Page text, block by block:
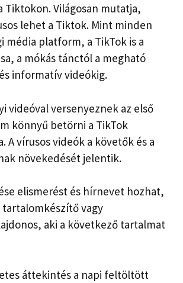
Tiktokon. Világosan mutatja,
lehet a Tiktok. Mint minden
média platform, a TikTok is a
a mókás tánctól a megható
informatív videókig.
videóval versenyeznek az első
könnyű betörni a TikTok
A vírusos videók a követők és a
növekedését jelentik.
elismerést és hírnevet hozhat,
vagy
aki a következő tartalmat
áttekintés a napi feltöltött